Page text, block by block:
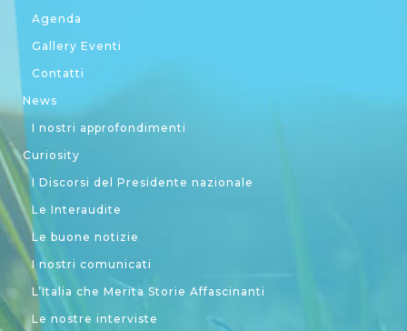
Agenda
Gallery Eventi
Contatti
News
I nostri approfondimenti
Curiosity
I Discorsi del Presidente nazionale
Le Interaudite
Le buone notizie
I nostri comunicati
L’Italia che Merita Storie Affascinanti
Le nostre interviste